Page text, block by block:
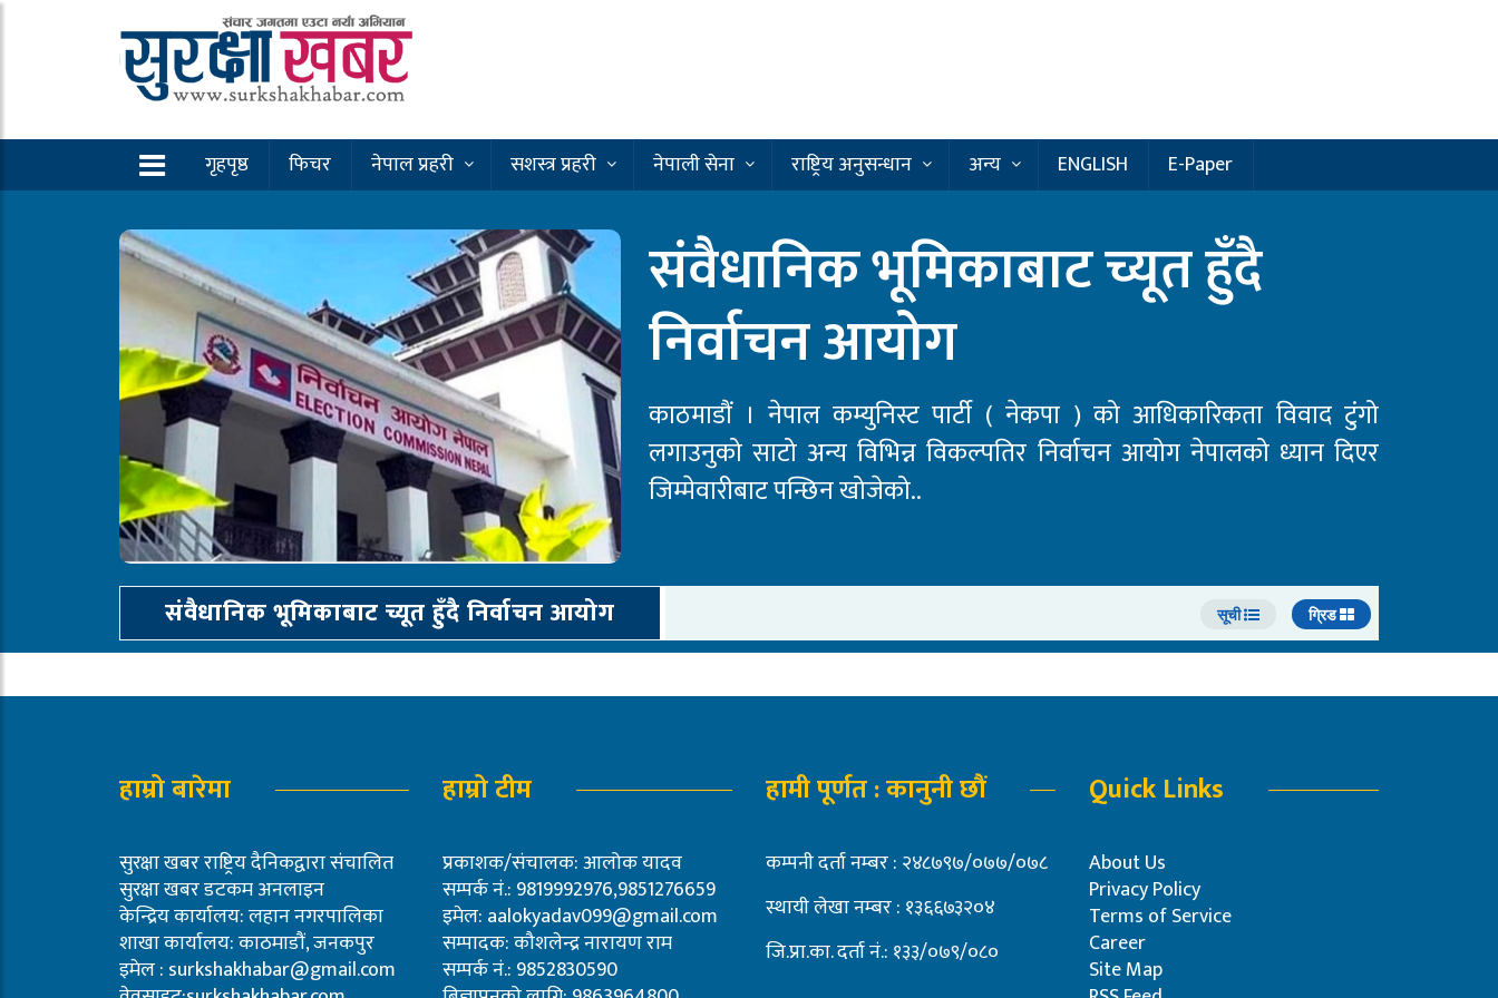
गृहपृष्ठ फिचर नेपाल प्रहरी सशस्त्र प्रहरी नेपाली सेना राष्ट्रिय अनुसन्धान अन्य ENGLISH E-Paper
संवैधानिक भूमिकाबाट च्यूत हुँदै
निर्वाचन आयोग
काठमाडौं । नेपाल कम्युनिस्ट पार्टी ( नेकपा ) को आधिकारिकता विवाद टुंगो
लगाउनुको साटो अन्य विभिन्न विकल्पतिर निर्वाचन आयोग नेपालको ध्यान दिएर
जिम्मेवारीबाट पन्छिन खोजेको..
संवैधानिक भूमिकाबाट च्यूत हुँदै निर्वाचन आयोग सूची ग्रिड
हाम्रो बारेमा
सुरक्षा खबर राष्ट्रिय दैनिकद्वारा संचालित
सुरक्षा खबर डटकम अनलाइन
केन्द्रिय कार्यालय: लहान नगरपालिका
शाखा कार्यालय: काठमाडौं, जनकपुर
इमेल : surkshakhabar@gmail.com
हाम्रो टीम
प्रकाशक/संचालक: आलोक यादव
सम्पर्क नं.: 9819992976,9851276659
इमेल: aalokyadav099@gmail.com
सम्पादक: कौशलेन्द्र नारायण राम
सम्पर्क नं.: 9852830590
हामी पूर्णत : कानुनी छौं
कम्पनी दर्ता नम्बर : २४८७९७/०७७/०७८
स्थायी लेखा नम्बर : १३६६७३२०४
जि.प्रा.का. दर्ता नं.: १३३/०७९/०८०
Quick Links
About Us
Privacy Policy
Terms of Service
Career
Site Map